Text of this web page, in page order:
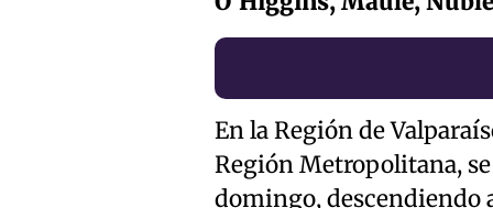
En la Región de
Región Metropolitana,
domingo, descendiendo